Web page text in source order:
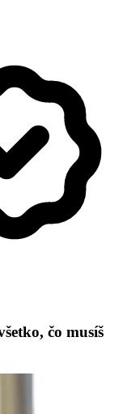
čo musíš